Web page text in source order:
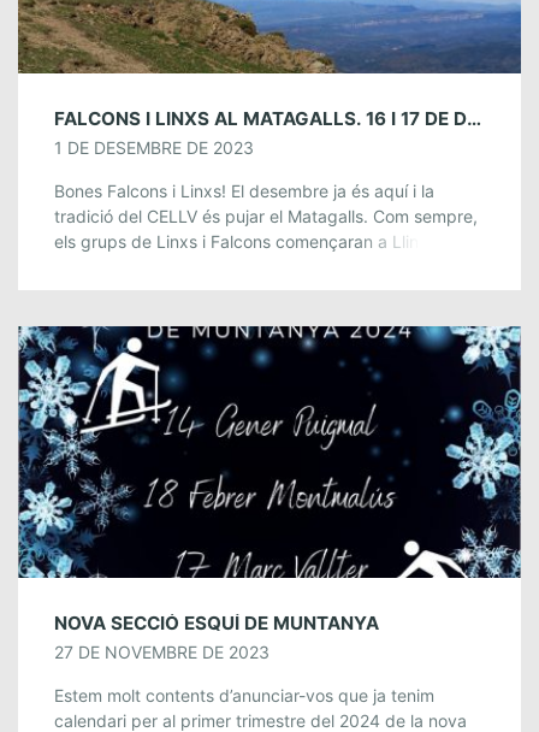
FALCONS I LINXS AL MATAGALLS. 16 I 17 DE DESEMBRE
1 DE DESEMBRE DE 2023
Bones Falcons i Linxs! El desembre ja és aquí i la
tradició del CELLV és pujar el Matagalls. Com sempre,
els grups de Linxs i Falcons començaran a Llinars del
NOVA SECCIÓ ESQUÍ DE MUNTANYA
27 DE NOVEMBRE DE 2023
Estem molt contents d’anunciar-vos que ja tenim
calendari per al primer trimestre del 2024 de la nova